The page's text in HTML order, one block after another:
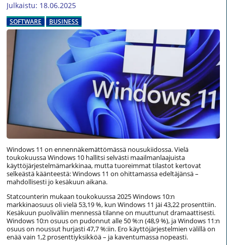
Julkaistu: 18.06.2025
SOFTWARE BUSINESS
Windows 11 on ennennäkemättömässä nousukiidossa. Vielä
toukokuussa Windows 10 hallitsi selvästi maailmanlaajuista
käyttöjärjestelmämarkkinaa, mutta tuoreimmat tilastot kertovat
selkeästä käänteestä: Windows 11 on ohittamassa edeltäjänsä –
mahdollisesti jo kesäkuun aikana.
Statcounterin mukaan toukokuussa 2025 Windows 10:n
markkinaosuus oli vielä 53,19 %, kun Windows 11 jäi 43,22 prosenttiin.
Kesäkuun puoliväliin mennessä tilanne on muuttunut dramaattisesti.
Windows 10:n osuus on pudonnut alle 50 %:n (48,9 %), ja Windows 11:n
osuus on noussut hurjasti 47,7 %:iin. Ero käyttöjärjestelmien välillä on
enää vain 1,2 prosenttiyksikköä – ja kaventumassa nopeasti.